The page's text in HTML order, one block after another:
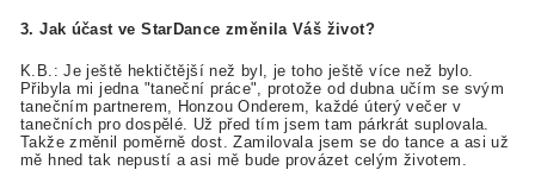
3. Jak účast ve StarDance změnila Váš život?
K.B.: Je ještě hektičtější než byl, je toho ještě více než bylo.
Přibyla mi jedna "taneční práce", protože od dubna učím se svým
tanečním partnerem, Honzou Onderem, každé úterý večer v
tanečních pro dospělé. Už před tím jsem tam párkrát suplovala.
Takže změnil poměrně dost. Zamilovala jsem se do tance a asi už
mě hned tak nepustí a asi mě bude provázet celým životem.